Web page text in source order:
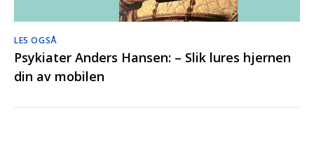
LES OGSÅ
Psykiater Anders Hansen: – Slik lures hjernen
din av mobilen